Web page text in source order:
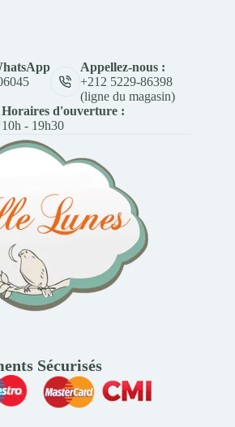
Appellez-nous :
+212 5229-86398
(ligne du magasin)
Horaires d'ouverture :
10h - 19h30
Sécurisés